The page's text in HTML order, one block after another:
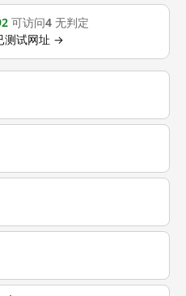
可访问4 无判定
测试网址 →